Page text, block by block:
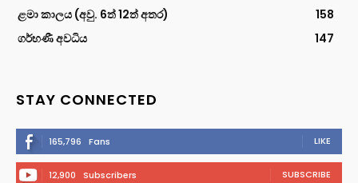
ළමා කාලය (අවු. 6ත් 12ත් අතර)
158
ගර්භණී අවධිය
147
STAY CONNECTED
165,796 Fans LIKE
12,900 Subscribers SUBSCRIBE